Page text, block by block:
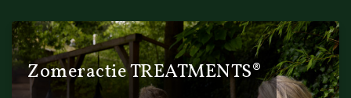
Zomeractie TREATMENTS®